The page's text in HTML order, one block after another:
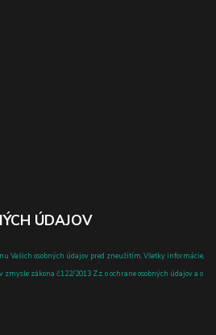
ÚDAJOV
Vašich osobných údajov pred zneužitím. Všetky informácie,
zmysle zákona č.122/2013 Z.z. o ochrane osobných údajov a o